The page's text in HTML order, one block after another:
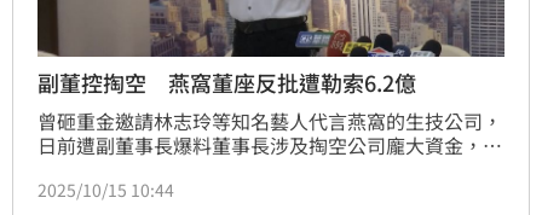
副董控掏空 燕窩董座反批遭勒索6.2億
曾砸重金邀請林志玲等知名藝人代言燕窩的生技公司，
日前遭副董事長爆料董事長涉及掏空公司龐大資金，遭
到副董及股東，逼迫簽6.2億本票。
2025/10/15 10:44